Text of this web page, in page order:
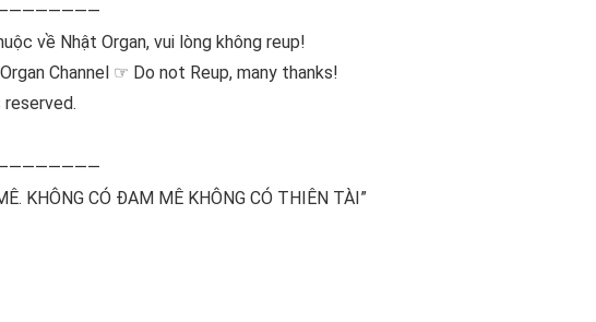
về Nhật Organ, vui lòng không reup!
Channel ☞ Do not Reup, many thanks!
KHÔNG CÓ ĐAM MÊ KHÔNG CÓ THIÊN TÀI”